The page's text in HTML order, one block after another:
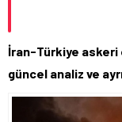
İran-Türkiye askeri
güncel analiz ve